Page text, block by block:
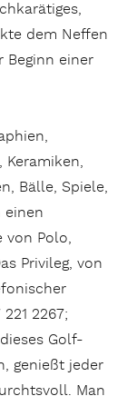
dem Neffen
Beginn einer
Keramiken,
Bälle, Spiele,
einen
von Polo,
Privileg, von
2267;
Golf-
genießt jeder
Man